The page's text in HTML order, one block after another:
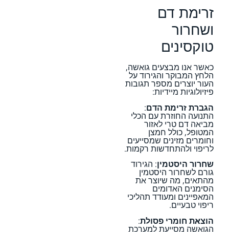
זרימת דם
ושחרור
טוקסינים
כאשר אנו מבצעים גואשה,
הלחץ המבוקר והגירוד על
העור יוצרים מספר תגובות
פיזיולוגיות מיידיות:
הגברת זרימת הדם:
התנועה החוזרת עם הכלי
מביאה דם טרי לאזור
המטופל, כולל חמצן
וחומרים מזינים שמסייעים
לריפוי ולהתחדשות רקמות.
שחרור היסטמין: הגירוד
גורם לשחרור היסטמין
מהתאים, מה שיוצר את
הסימנים האדומים
המאפיינים ומעודד תהליכי
ריפוי טבעיים.
הוצאת חומרי פסולת:
הגואשה מסייעת למערכת